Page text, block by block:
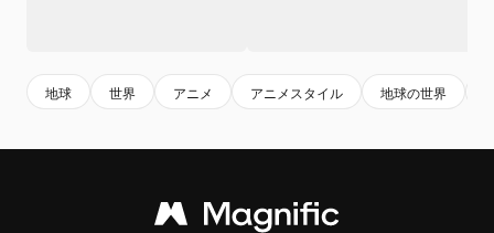
地球 世界 アニメ アニメスタイル 地球の世界